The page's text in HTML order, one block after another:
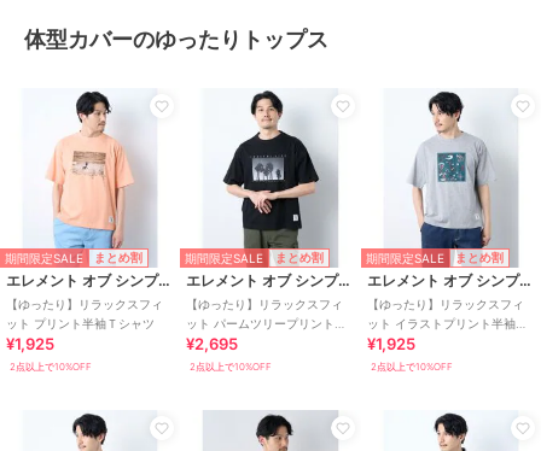
体型カバーのゆったりトップス
期間限定SALE まとめ割
エレメント オブ シンプルライフ
【ゆったり】リラックスフィ
ット プリント半袖Ｔシャツ
¥1,925
2点以上で10%OFF
期間限定SALE まとめ割
エレメント オブ シンプルライフ
【ゆったり】リラックスフィ
ット パームツリープリント半
袖Ｔシャツ
¥2,695
2点以上で10%OFF
期間限定SALE まとめ割
エレメント オブ シンプルライフ
【ゆったり】リラックスフィ
ット イラストプリント半袖Ｔ
シャツ
¥1,925
2点以上で10%OFF